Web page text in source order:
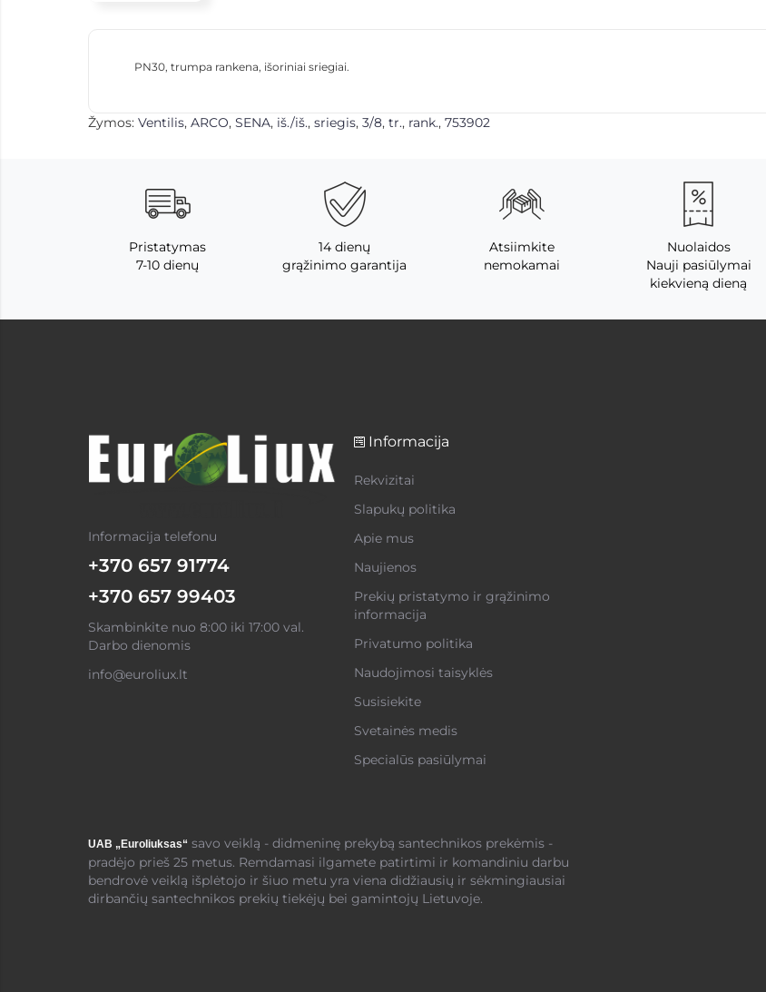
PN30, trumpa rankena, išoriniai sriegiai.
Žymos: Ventilis, ARCO, SENA, iš./iš., sriegis, 3/8, tr., rank., 753902
Pristatymas
7-10 dienų
14 dienų
grąžinimo garantija
Atsiimkite
nemokamai
Nuolaidos
Nauji pasiūlymai
kiekvieną dieną
Informacija telefonu
+370 657 91774
+370 657 99403
Skambinkite nuo 8:00 iki 17:00 val.
Darbo dienomis
info@euroliux.lt
Informacija
Rekvizitai
Slapukų politika
Apie mus
Naujienos
Prekių pristatymo ir grąžinimo
informacija
Privatumo politika
Naudojimosi taisyklės
Susisiekite
Svetainės medis
Specialūs pasiūlymai
UAB „Euroliuksas“ savo veiklą - didmeninę prekybą santechnikos prekėmis -
pradėjo prieš 25 metus. Remdamasi ilgamete patirtimi ir komandiniu darbu
bendrovė veiklą išplėtojo ir šiuo metu yra viena didžiausių ir sėkmingiausiai
dirbančių santechnikos prekių tiekėjų bei gamintojų Lietuvoje.